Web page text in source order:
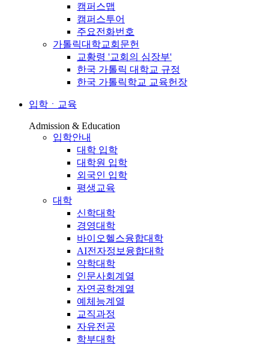
캠퍼스맵
캠퍼스투어
주요전화번호
가톨릭대학교회문헌
교황령 '교회의 심장부'
한국 가톨릭 대학교 규정
한국 가톨릭학교 교육헌장
입학ㆍ교육
Admission & Education
입학안내
대학 입학
대학원 입학
외국인 입학
평생교육
대학
신학대학
경영대학
바이오헬스융합대학
AI전자정보융합대학
약학대학
인문사회계열
자연공학계열
예체능계열
교직과정
자유전공
학부대학